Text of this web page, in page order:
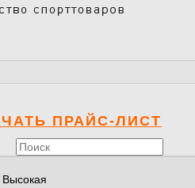
ПРАЙС-ЛИСТ
Высокая